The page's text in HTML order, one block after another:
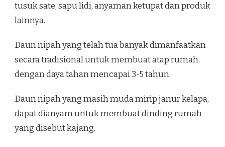
tusuk sate, sapu lidi, anyaman ketupat dan produk
lainnya.
Daun nipah yang telah tua banyak dimanfaatkan
secara tradisional untuk membuat atap rumah,
dengan daya tahan mencapai 3-5 tahun.
Daun nipah yang masih muda mirip janur kelapa,
dapat dianyam untuk membuat dinding rumah
yang disebut kajang.